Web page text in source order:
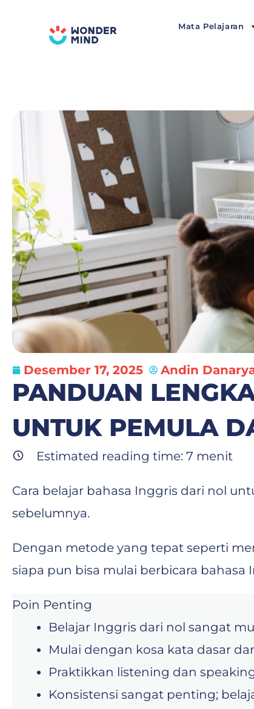
Mata Pelajaran
Desember 17, 2025 Andin
PANDUAN
UNTUK PEMULA
Estimated reading time: 7 menit
Cara belajar bahasa Inggris dari nol
sebelumnya.
Dengan metode yang tepat seperti
siapa pun bisa mulai berbicara bahasa
Poin Penting
Belajar Inggris dari nol sangat
Mulai dengan kosa kata dasar
Praktikkan listening dan
Konsistensi sangat penting;